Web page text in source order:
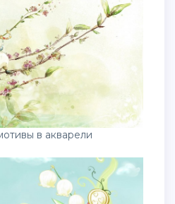
в акварели